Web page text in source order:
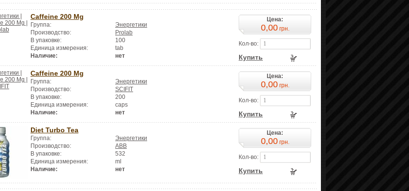
Caffeine 200 Mg
Группа:
Энергетики
Производство:
Prolab
В упаковке:
100
Единица измерения:
tab
Наличие:
нет
Цена:
0,00грн.
Кол-во:
Купить
Caffeine 200 Mg
Группа:
Энергетики
Производство:
SCIFIT
В упаковке:
200
Единица измерения:
caps
Наличие:
нет
Цена:
0,00грн.
Кол-во:
Купить
Diet Turbo Tea
Группа:
Энергетики
Производство:
ABB
В упаковке:
532
Единица измерения:
ml
Наличие:
нет
Цена:
0,00грн.
Кол-во:
Купить